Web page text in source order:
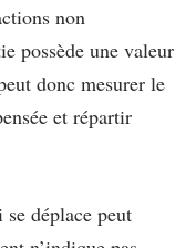
non
possède une valeur
donc mesurer le
et répartir
déplace peut